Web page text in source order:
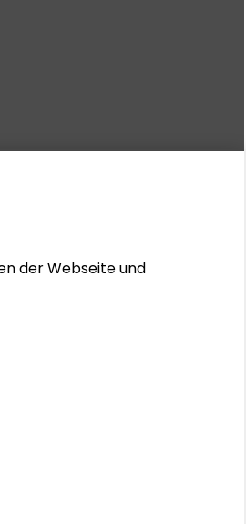
der Webseite und